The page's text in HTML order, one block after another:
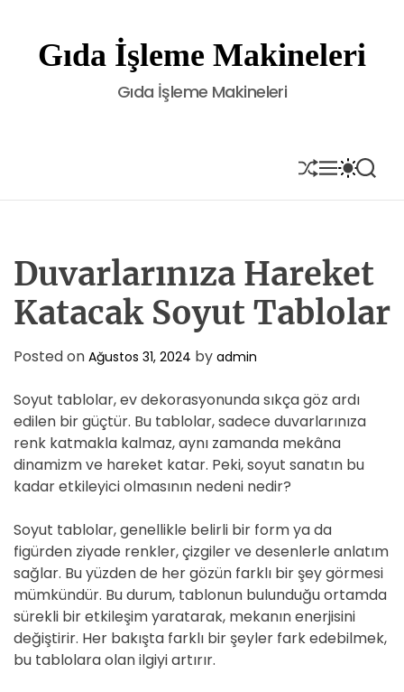
t
Gıda İşleme Makineleri
Gıda İşleme Makineleri
S
H
U
E
M
E
N
S
W
I
O
O
R
E
S
E
A
Duvarlarınıza Hareket
Katacak Soyut Tablolar
Posted on Ağustos 31, 2024 by admin
Soyut tablolar, ev dekorasyonunda sıkça göz ardı
edilen bir güçtür. Bu tablolar, sadece duvarlarınıza
renk katmakla kalmaz, aynı zamanda mekâna
dinamizm ve hareket katar. Peki, soyut sanatın bu
kadar etkileyici olmasının nedeni nedir?
Soyut tablolar, genellikle belirli bir form ya da
figürden ziyade renkler, çizgiler ve desenlerle anlatım
sağlar. Bu yüzden de her gözün farklı bir şey görmesi
mümkündür. Bu durum, tablonun bulunduğu ortamda
sürekli bir etkileşim yaratarak, mekanın enerjisini
değiştirir. Her bakışta farklı bir şeyler fark edebilmek,
bu tablolara olan ilgiyi artırır.